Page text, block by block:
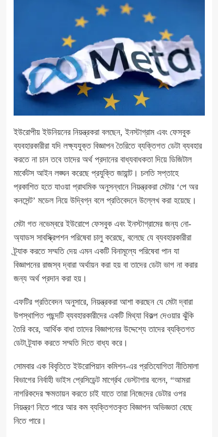
ইউরোপীয় ইউনিয়নের নিয়ন্ত্রকরা বলছেন, ইনস্টাগ্রাম এবং ফেসবুক
ব্যবহারকারীরা যদি লক্ষ্যযুক্ত বিজ্ঞাপন তৈরিতে ব্যক্তিগত ডেটা ব্যবহার
করতে না চান তবে তাদের অর্থ প্রদানের বাধ্যবাধকতা দিয়ে ডিজিটাল
মার্কেটস আইন লঙ্ঘন করেছে প্রযুক্তি জায়ান্ট। চলতি সপ্তাহে
প্রকাশিত হতে যাওয়া প্রাথমিক অনুসন্ধানে নিয়ন্ত্রকরা মেটার ‘পে অর
কনসেন্ট’ মডেল নিয়ে উদ্বিগ্ন বলে প্রতিবেদনে উল্লেখ করা হয়েছে।
মেটা গত নভেম্বরে ইউরোপে ফেসবুক এবং ইনস্টাগ্রামের জন্য নো-
অ্যাডস সাবস্ক্রিপশন পরিষেবা চালু করেছে, বলেছে যে ব্যবহারকারীরা
ট্র্যাক করতে সম্মতি দেয় এমন একটি বিনামূল্যে পরিষেবা পান যা
বিজ্ঞাপনের রাজস্ব দ্বারা অর্থায়ন করা হয় বা তাদের ডেটা ভাগ না করার
জন্য অর্থ প্রদান করা হয়।
এফটির প্রতিবেদন অনুসারে, নিয়ন্ত্রকরা আশা করছেন যে মেটা দ্বারা
উপস্থাপিত পছন্দটি ব্যবহারকারীদের একটি মিথ্যা বিকল্প দেওয়ার ঝুঁকি
তৈরি করে, আর্থিক বাধা তাদের বিজ্ঞাপনের উদ্দেশ্যে তাদের ব্যক্তিগত
ডেটা ট্র্যাক করতে সম্মতি দিতে বাধ্য করে।
সোমবার এক বিবৃতিতে ইউরোপিয়ান কমিশন-এর প্রতিযোগিতা নীতিমালা
বিভাগের নির্বাহী ভাইস প্রেসিডেন্ট মার্গ্রেথ ভেস্টাগার বলেন, “আমরা
নাগরিকদের ক্ষমতায়ন করতে চাই যাতে তারা নিজেদের ডেটার ওপর
নিয়ন্ত্রণ নিতে পারে আর কম ব্যক্তিগতকৃত বিজ্ঞাপন অভিজ্ঞতা বেছে
নিতে পারে।